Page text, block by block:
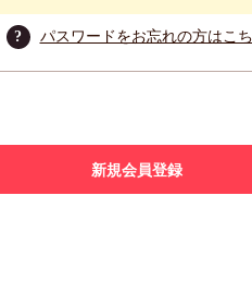
? パスワードをお忘れの方はこ
新規会員登録